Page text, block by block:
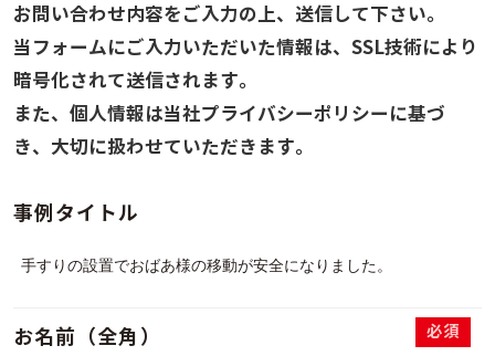
お問い合わせ内容をご入力の上、送信して下さい。
当フォームにご入力いただいた情報は、SSL技術により
暗号化されて送信されます。
また、個人情報は当社プライバシーポリシーに基づ
き、大切に扱わせていただきます。
事例タイトル
お名前（全角） 必須